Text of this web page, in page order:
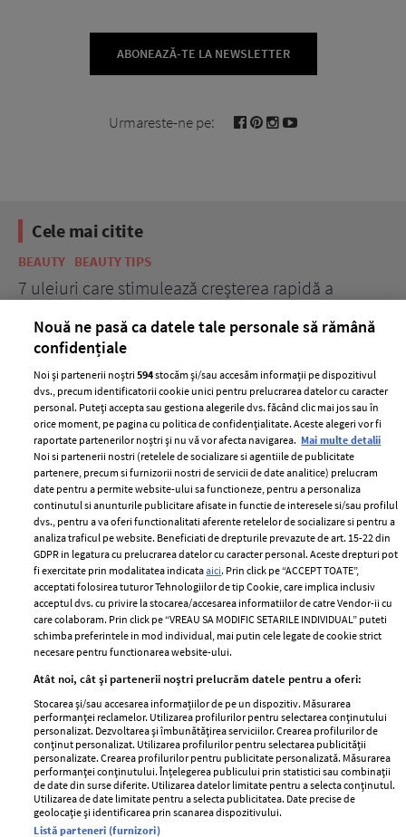
ABONEAZĂ-TE LA NEWSLETTER
Urmareste-ne pe:
Cele mai citite
BEAUTY BEAUTY TIPS
7 uleiuri care stimulează creșterea rapidă a
ELLE Style Awards
2024
Despre ELLE
Romania
Contact
Abonamente
Termeni si conditii
Politica de
confidențialitate
Politica de cookies
Publicitate
GSP
Unica
Baby
Retete
femei
Viva
Avantaje
Retete practice
Pariază responsabil! Decizia ONJN nr. 821/25.09.2025.
Nouă ne pasă ca datele tale personale să rămână
confidențiale
Noi și partenerii noștri594stocăm și/sau accesăm informații pe dispozitivul
dvs., precum identificatorii cookie unici pentru prelucrarea datelor cu caracter
personal. Puteți accepta sau gestiona alegerile dvs. făcând clic mai jos sau în
orice moment, pe pagina cu politica de confidențialitate. Aceste alegeri vor fi
raportate partenerilor noștri și nu vă vor afecta navigarea. Mai multe detalii
Noi si partenerii nostri (retelele de socializare si agentiile de publicitate
partenere, precum si furnizorii nostri de servicii de date analitice) prelucram
date pentru a permite website-ului sa functioneze, pentru a personaliza
continutul si anunturile publicitare afisate in functie de interesele si/sau profilul
dvs., pentru a va oferi functionalitati aferente retelelor de socializare si pentru a
analiza traficul pe website. Beneficiati de drepturile prevazute de art. 15-22 din
GDPR in legatura cu prelucrarea datelor cu caracter personal. Aceste drepturi pot
fi exercitate prin modalitatea indicataaici. Prin click pe “ACCEPT TOATE”,
acceptati folosirea tuturor Tehnologiilor de tip Cookie, care implica inclusiv
acceptul dvs. cu privire la stocarea/accesarea informatiilor de catre Vendor-ii cu
care colaboram. Prin click pe “VREAU SA MODIFIC SETARILE INDIVIDUAL” puteti
schimba preferintele in mod individual, mai putin cele legate de cookie strict
necesare pentru functionarea website-ului.
Atât noi, cât și partenerii noștri prelucrăm datele pentru a oferi:
Stocarea și/sau accesarea informațiilor de pe un dispozitiv. Măsurarea
performanței reclamelor. Utilizarea profilurilor pentru selectarea conținutului
personalizat. Dezvoltarea și îmbunătățirea serviciilor. Crearea profilurilor de
conținut personalizat. Utilizarea profilurilor pentru selectarea publicității
personalizate. Crearea profilurilor pentru publicitate personalizată. Măsurarea
performanței conținutului. Înțelegerea publicului prin statistici sau combinații
de date din surse diferite. Utilizarea datelor limitate pentru a selecta conținutul.
Utilizarea de date limitate pentru a selecta publicitatea. Date precise de
geolocație și identificarea prin scanarea dispozitivului.
Listă parteneri (furnizori)